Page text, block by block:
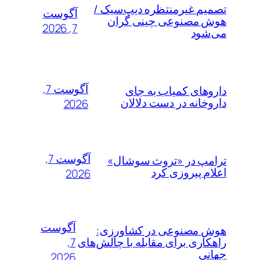
تصمیم غیرمنتظره دیپ‌سیک /
هوش مصنوعی چینی گران
می‌شود
آگوست
7, 2026
داروهای کمیاب به جای
داروخانه در دست دلالان
آگوست 7,
2026
ترامپ در «تروث سوشال»
اعلام پیروزی کرد
آگوست 7,
2026
هوش مصنوعی در کشاورزی:
راهکاری برای مقابله با چالش‌های
جهانی
آگوست
7,
2026